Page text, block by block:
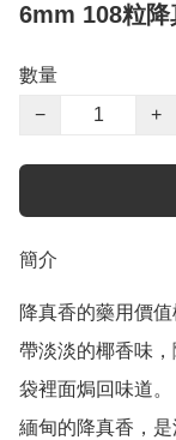
6mm 108粒降
數量
−
+
簡介
降真香的藥用價
帶淡淡的椰香味
袋裡面焗回味道。
緬甸的降真香，是